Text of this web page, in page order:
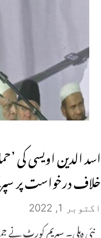
اسد الدین اویسی کی
خلاف درخواست پر
اکتوبر 1, 2022
نئی دہلی۔ سپریم کورٹ نے